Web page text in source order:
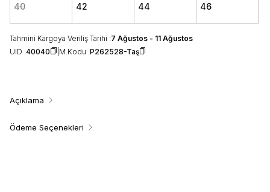
40 42 44 46
Tahmini Kargoya Veriliş Tarihi :7 Ağustos - 11 Ağustos
UID :40040 M.Kodu :P262528-Taş
Açıklama
Ödeme Seçenekleri